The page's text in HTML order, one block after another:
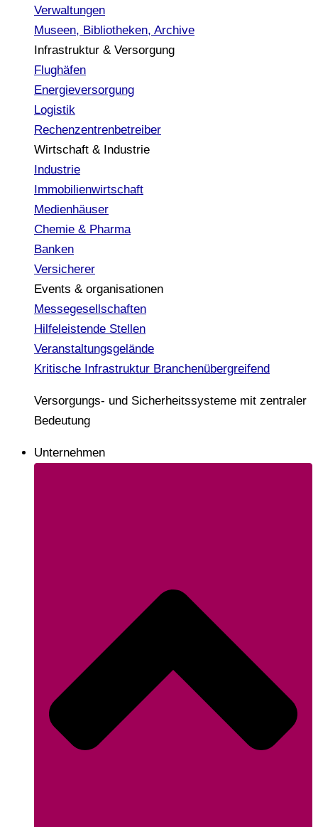
Verwaltungen
Museen, Bibliotheken, Archive
Infrastruktur & Versorgung
Flughäfen
Energieversorgung
Logistik
Rechenzentrenbetreiber
Wirtschaft & Industrie
Industrie
Immobilienwirtschaft
Medienhäuser
Chemie & Pharma
Banken
Versicherer
Events & organisationen
Messegesellschaften
Hilfeleistende Stellen
Veranstaltungsgelände
Kritische Infrastruktur Branchenübergreifend
Versorgungs- und Sicherheitssysteme mit zentraler
Bedeutung
Unternehmen